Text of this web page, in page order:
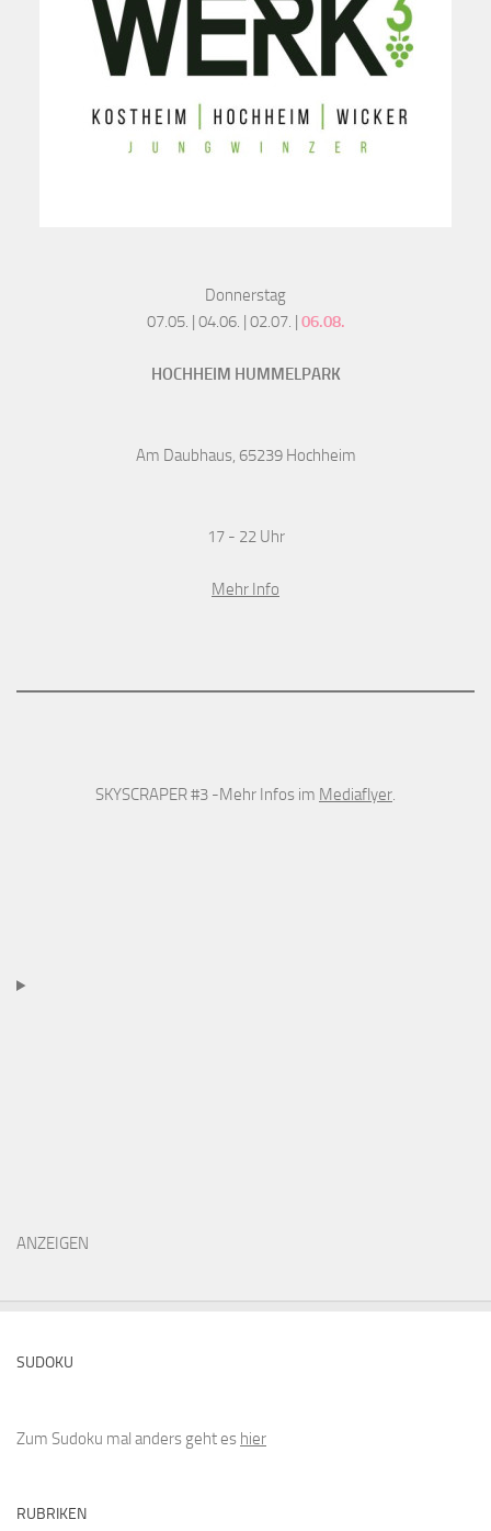
Donnerstag
07.05. | 04.06. | 02.07. | 06.08.
HOCHHEIM HUMMELPARK
Am Daubhaus, 65239 Hochheim
17 - 22 Uhr
Mehr Info
SKYSCRAPER #3 -Mehr Infos im Mediaflyer.
ANZEIGEN
SUDOKU
Zum Sudoku mal anders geht es hier
RUBRIKEN